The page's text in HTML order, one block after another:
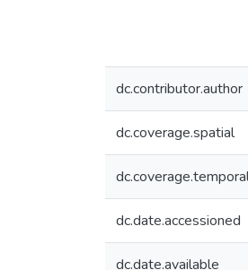
dc.contributor.author
dc.coverage.spatial
dc.date.accessioned
dc.date.available